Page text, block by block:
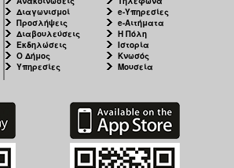
Διαγωνισμοί
Προσλήψεις
Διαβουλεύσεις
Εκδηλώσεις
Ο Δήμος
Υπηρεσίες
e-Υπηρεσίες
e-Αιτήματα
Η Πόλη
Ιστορία
Κνωσός
Μουσεία